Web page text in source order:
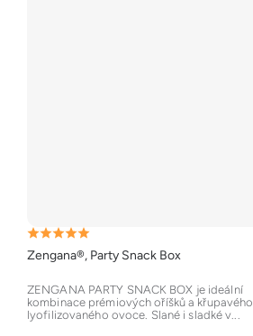
Zengana®, Party Snack Box
Průměrné
hodnocení
produktu
je
ZENGANA PARTY SNACK BOX je ideální
kombinace prémiových oříšků a křupavého
lyofilizovaného ovoce. Slané i sladké v...